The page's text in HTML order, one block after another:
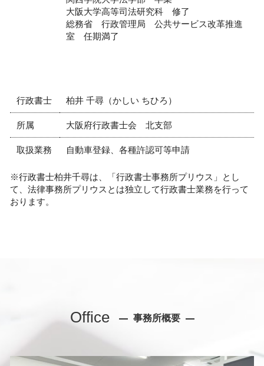
大阪大学高等司法研究科 修了
総務省 行政管理局 公共サービス改革推進
室 任期満了
行政書士 柏井 千尋（かしい ちひろ）
所属 大阪府行政書士会 北支部
取扱業務 自動車登録、各種許認可等申請
※行政書士柏井千尋は、「行政書士事務所プリウス」とし
て、法律事務所プリウスとは独立して行政書士業務を行って
おります。
Office 事務所概要